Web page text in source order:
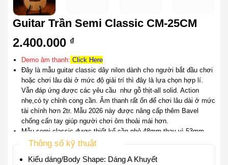
Guitar Trần Semi Classic CM-25CM
2.400.000 ₫
Demo âm thanh: Click Here
Đây là mẫu guitar classic dây nilon dành cho người bắt đầu chơi
hoặc chơi lâu dài ở mức độ giải trí thì đây là lựa chọn hợp lí.
Vẫn đáp ứng được các yêu cầu như gỗ thịt-all solid. Action
nhẹ,có ty chỉnh cong cần. Âm thanh rất ổn để chơi lâu dài ở mức
tài chính hơn 2tr. Mẫu 2026 này được nâng cấp thêm Bavel
chống cấn tay giúp người chơi ôm thoải mái hơn.
Mẫu semi classic được thiết kế cần nhỏ 48mm thay vì 53mm
truyền thống giúp người chơi dễ bấm hơn.
Thông số kỹ thuật
Kiểu dáng/Body Shape: Dáng A Khuyết